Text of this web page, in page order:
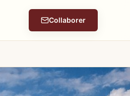
Collaborer